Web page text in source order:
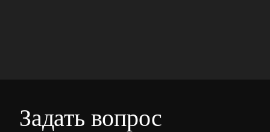
Задать вопрос